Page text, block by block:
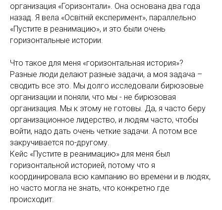
организация «Горизонтали». Она основана два года
назад. Я вела «Освiтнiй експеримент», параллельно
«Пустите в реанимацию», и это были очень
горизонтальные истории.
Что такое для меня «горизонтальная история»?
Разные люди делают разные задачи, а моя задача –
сводить все это. Мы долго исследовали бирюзовые
организации и поняли, что мы - не бирюзовая
организация. Мы к этому не готовы. Да, я часто беру
организационное лидерство, и людям часто, чтобы
войти, надо дать очень четкие задачи. А потом все
закручивается по-другому.
Кейс «Пустите в реанимацию» для меня был
горизонтальной историей, потому что я
координировала всю кампанию во времени и в людях,
но часто могла не знать, что конкретно где
происходит.